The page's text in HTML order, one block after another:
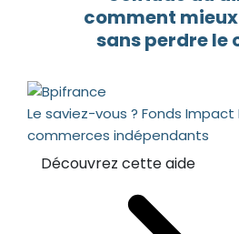
comment
sans perdre le
Le saviez-vous ? Fonds Impact
commerces indépendants
Découvrez cette aide